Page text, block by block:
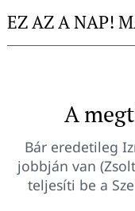
toEZ AZ A NAP!
A
Bár eredetileg
jobbján van
teljesíti be a